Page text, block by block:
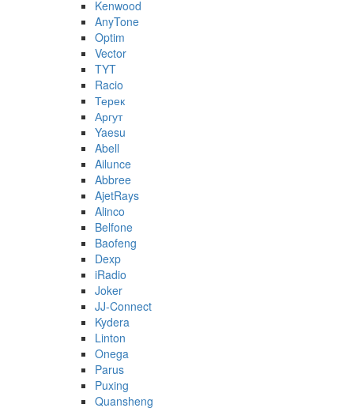
Kenwood
AnyTone
Optim
Vector
TYT
Racio
Терек
Аргут
Yaesu
Abell
Ailunce
Abbree
AjetRays
Alinco
Belfone
Baofeng
Dexp
iRadio
Joker
JJ-Connect
Kydera
Linton
Onega
Parus
Puxing
Quansheng